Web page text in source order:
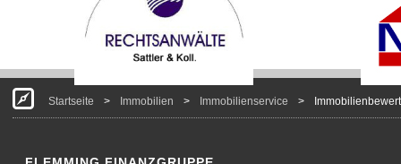
Startseite > Immobilien > Immobilienservice >